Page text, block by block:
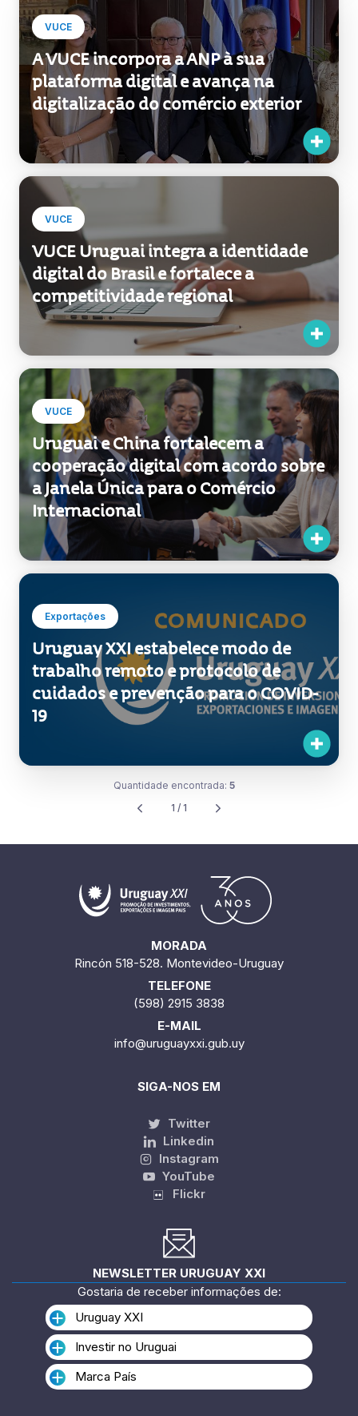
VUCE
A VUCE incorpora a ANP à sua
plataforma digital e avança na
digitalização do comércio exterior
VUCE
VUCE Uruguai integra a identidade
digital do Brasil e fortalece a
competitividade regional
VUCE
Uruguai e China fortalecem a
cooperação digital com acordo sobre
a Janela Única para o Comércio
Internacional
Exportações
Uruguay XXI estabelece modo de
trabalho remoto e protocolo de
cuidados e prevenção para o COVID-
19
Quantidade encontrada: 5
1 / 1
MORADA
Rincón 518-528. Montevideo-Uruguay
TELEFONE
(598) 2915 3838
E-MAIL
info@uruguayxxi.gub.uy
SIGA-NOS EM
Twitter
Linkedin
Instagram
YouTube
Flickr
NEWSLETTER URUGUAY XXI
Gostaria de receber informações de:
Uruguay XXI
Investir no Uruguai
Marca País